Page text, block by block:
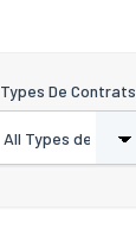
Types De Contrats